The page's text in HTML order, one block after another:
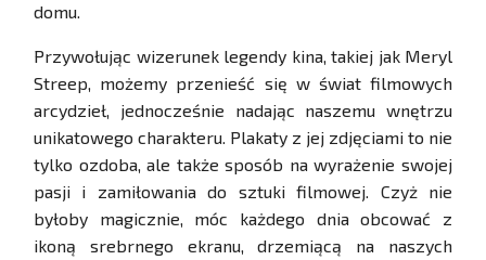
domu.
Przywołując wizerunek legendy kina, takiej jak Meryl
Streep, możemy przenieść się w świat filmowych
arcydzieł, jednocześnie nadając naszemu wnętrzu
unikatowego charakteru. Plakaty z jej zdjęciami to nie
tylko ozdoba, ale także sposób na wyrażenie swojej
pasji i zamiłowania do sztuki filmowej. Czyż nie
byłoby magicznie, móc każdego dnia obcować z
ikoną srebrnego ekranu, drzemiącą na naszych